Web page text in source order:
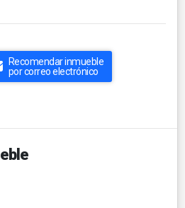
Recomendar inmueble
por correo electrónico